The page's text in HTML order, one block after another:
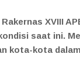
XVIII
saat ini.
kota-kota